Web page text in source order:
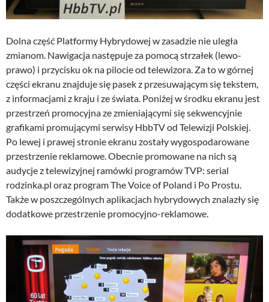
Dolna część Platformy Hybrydowej w zasadzie nie uległa
zmianom. Nawigacja następuje za pomocą strzałek (lewo-
prawo) i przycisku ok na pilocie od telewizora. Za to w górnej
części ekranu znajduje się pasek z przesuwającym się tekstem,
z informacjami z kraju i ze świata. Poniżej w środku ekranu jest
przestrzeń promocyjna ze zmieniającymi się sekwencyjnie
grafikami promującymi serwisy HbbTV od Telewizji Polskiej.
Po lewej i prawej stronie ekranu zostały wygospodarowane
przestrzenie reklamowe. Obecnie promowane na nich są
audycje z telewizyjnej ramówki programów TVP: serial
rodzinka.pl oraz program The Voice of Poland i Po Prostu.
Także w poszczególnych aplikacjach hybrydowych znalazły się
dodatkowe przestrzenie promocyjno-reklamowe.